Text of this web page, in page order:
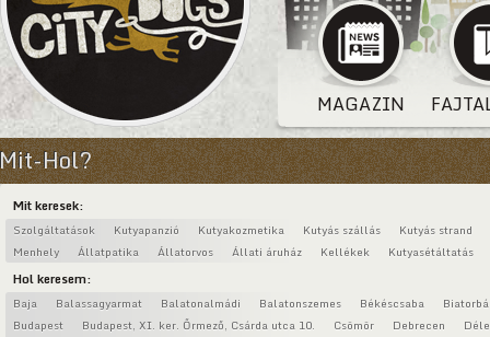
MAGAZIN
Mit-Hol?
Mit keresek:
Szolgáltatások Kutyapanzió Kutyakozmetika Kutyás szállás
Kutyás strand
Menhely
Állatpatika Állatorvos Állati áruház Kellékek Kutyasétáltatás
Hol keresem:
Baja Balassagyarmat Balatonalmádi Balatonszemes Békéscsaba
Budapest
Budapest, XI. ker. Őrmező, Csárda utca 10. Csömör Debrecen